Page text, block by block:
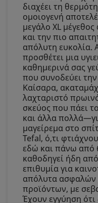
διαχέει τη
ομοιογενή
μεγάλο XL μέγεθος
και την πιο
απόλυτη ευκολία.
προσθέτει μια
καθημερινά σας
που συνοδεύει
Καίσαρα,
λαχταριστό
σκεύος που πάει
και άλλα
μαγείρεμα στο
Tefal, ό,τι
εδώ και πάνω από
καθοδηγεί ήδη
επιθυμία για
απόλυτα ασφαλών
προϊόντων, με
Έχουν εγγύηση ότι